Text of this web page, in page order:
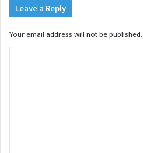
Leave a Reply
Your email address will not be published.